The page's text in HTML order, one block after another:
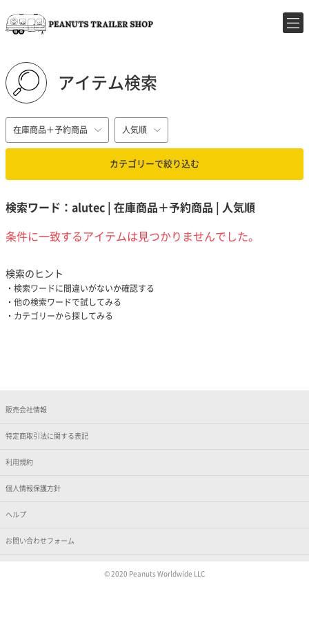
アイテム検索
在庫商品＋予約商品 人気順
カテゴリーで絞り込む
検索ワード：alutec | 在庫商品＋予約商品 | 人気順
条件に一致するアイテムは見つかりませんでした。
検索のヒント
検索ワードに間違いがないか確認する
他の検索ワードで試してみる
カテゴリーから探してみる
販売会社情報
特定商取引法に関する表記
利用規約
個人情報保護方針
ヘルプ
お問い合わせフォーム
© 2020 Peanuts Worldwide LLC